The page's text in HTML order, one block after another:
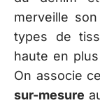
merveille
types de
haute en
On associe
sur-mesure